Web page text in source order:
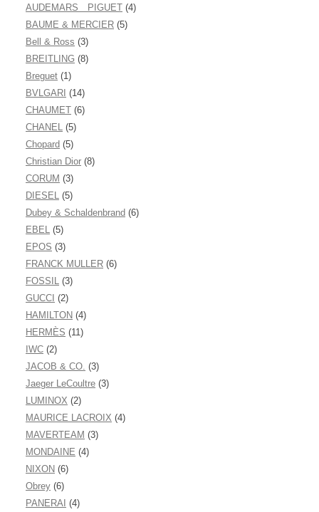
AUDEMARS PIGUET (4)
BAUME & MERCIER (5)
Bell & Ross (3)
BREITLING (8)
Breguet (1)
BVLGARI (14)
CHAUMET (6)
CHANEL (5)
Chopard (5)
Christian Dior (8)
CORUM (3)
DIESEL (5)
Dubey & Schaldenbrand (6)
EBEL (5)
EPOS (3)
FRANCK MULLER (6)
FOSSIL (3)
GUCCI (2)
HAMILTON (4)
HERMÈS (11)
IWC (2)
JACOB & CO. (3)
Jaeger LeCoultre (3)
LUMINOX (2)
MAURICE LACROIX (4)
MAVERTEAM (3)
MONDAINE (4)
NIXON (6)
Obrey (6)
PANERAI (4)